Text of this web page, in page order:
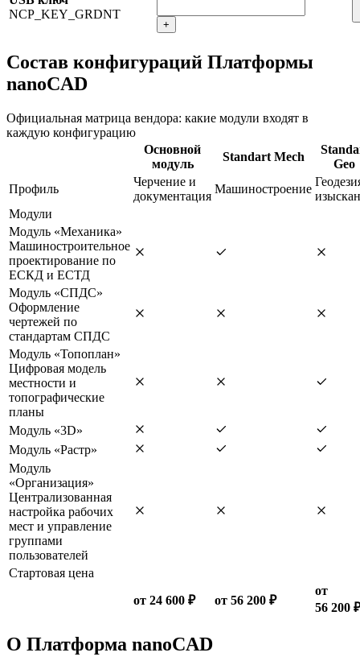
NCP_KEY_GRDNT
+
Состав конфигураций Платформы
nanoCAD
Официальная матрица вендора: какие модули входят в
каждую конфигурацию
Основной
модуль
Standart Mech
Geo
Профиль
Черчение и
документация
Машиностроение
Модули
Модуль «Механика»
Машиностроительное
проектирование по
ЕСКД и ЕСТД
Модуль «СПДС»
Оформление
чертежей по
стандартам СПДС
Модуль «Топоплан»
Цифровая модель
местности и
топографические
планы
Модуль «3D»
Модуль «Растр»
Модуль
«Организация»
Централизованная
настройка рабочих
мест и управление
группами
пользователей
Стартовая цена
от 24 600 ₽
от 56 200 ₽
от
56 200 ₽
О Платформа nanoCAD